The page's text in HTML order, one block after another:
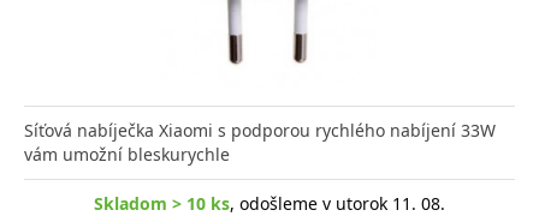
Síťová nabíječka Xiaomi s podporou rychlého nabíjení 33W
vám umožní bleskurychle
Skladom > 10 ks, odošleme v utorok 11. 08.